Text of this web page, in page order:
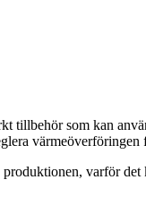
tillbehör som kan
varför